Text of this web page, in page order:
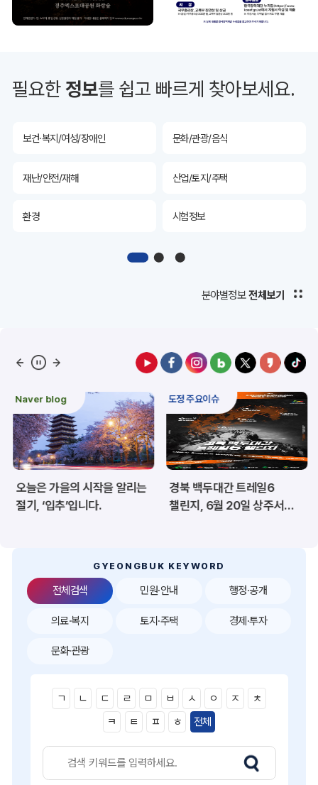
필요한정보를 쉽고 빠르게 찾아보세요.
투자유치 공공데이터&통계
산림 해양/수산
보건·복지/여성/장애인 문화/관광/음식
재난/안전/재해 산업/토지/주택
환경 시험정보
디지털아카이브
공공데이터&통계
산림 해양/수산
보건·복지/여성/장애인 문화/관광/음식
재난/안전/재해 산업/토지/주택
환경 시험정보
공공데이터&통계
분야별정보 전체보기
Naver blog
오늘은 가을의 시작을 알리는
절기, ‘입추’입니다.
도정 주요이슈
경북 백두대간 트레일6
챌린지, 6월 20일 상주서
GYEONGBUK KEYWORD
전체검색
ㄱ ㄴ ㄷ ㄹ ㅁ ㅂ ㅅ ㅇ ㅈ
ㅊ
ㅋ
ㅌ ㅍ ㅎ 전체
민원·안내 행정·공개
의료·복지 토지·주택 경제·투자
문화·관광